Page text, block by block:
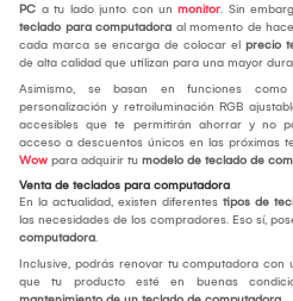
PC a tu lado junto con un monitor. Sin
teclado para computadora al momento de
cada marca se encarga de colocar el precio
de alta calidad que utilizan para una mayor
Asimismo, se basan en funciones
personalización y retroiluminación RGB
accesibles que te permitirán ahorrar y no
acceso a descuentos únicos en las próximas
Wow para adquirir tu modelo de teclado de
Venta de teclados para computadora
En la actualidad, existen diferentes tipos de
las necesidades de los compradores. Eso sí,
computadora.
Inclusive, podrás renovar tu computadora con
que tu producto esté en buenas